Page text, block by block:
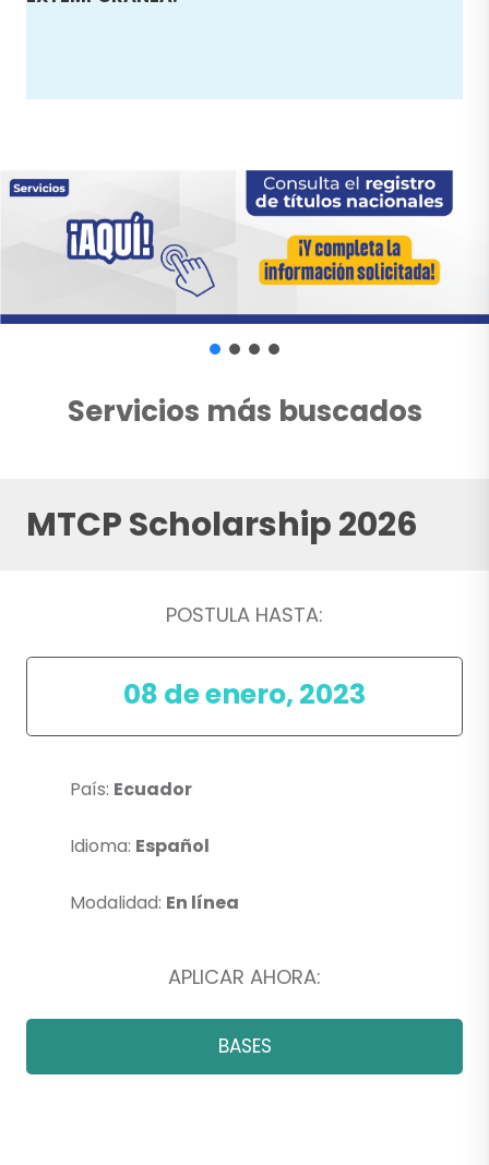
Servicios más buscados
MTCP Scholarship 2026
POSTULA HASTA:
08 de enero, 2023
País: Ecuador
Idioma: Español
Modalidad: En línea
APLICAR AHORA:
BASES